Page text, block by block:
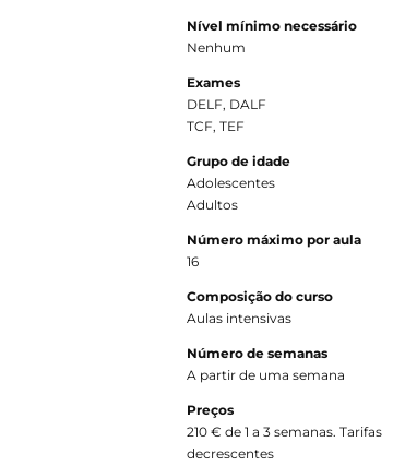
Nível mínimo necessário
Nenhum
Exames
DELF, DALF
TCF, TEF
Grupo de idade
Adolescentes
Adultos
Número máximo por aula
16
Composição do curso
Aulas intensivas
Número de semanas
A partir de uma semana
Preços
210 € de 1 a 3 semanas. Tarifas
decrescentes